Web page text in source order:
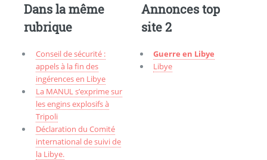
Dans la même
rubrique
Conseil de sécurité :
appels à la fin des
ingérences en Libye
La MANUL s’exprime sur
les engins explosifs à
Tripoli
Déclaration du Comité
international de suivi de
la Libye.
Annonces top
site 2
Guerre en Libye
Libye